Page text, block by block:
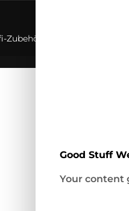
Good Stuff
Your content
– bei uns findest du